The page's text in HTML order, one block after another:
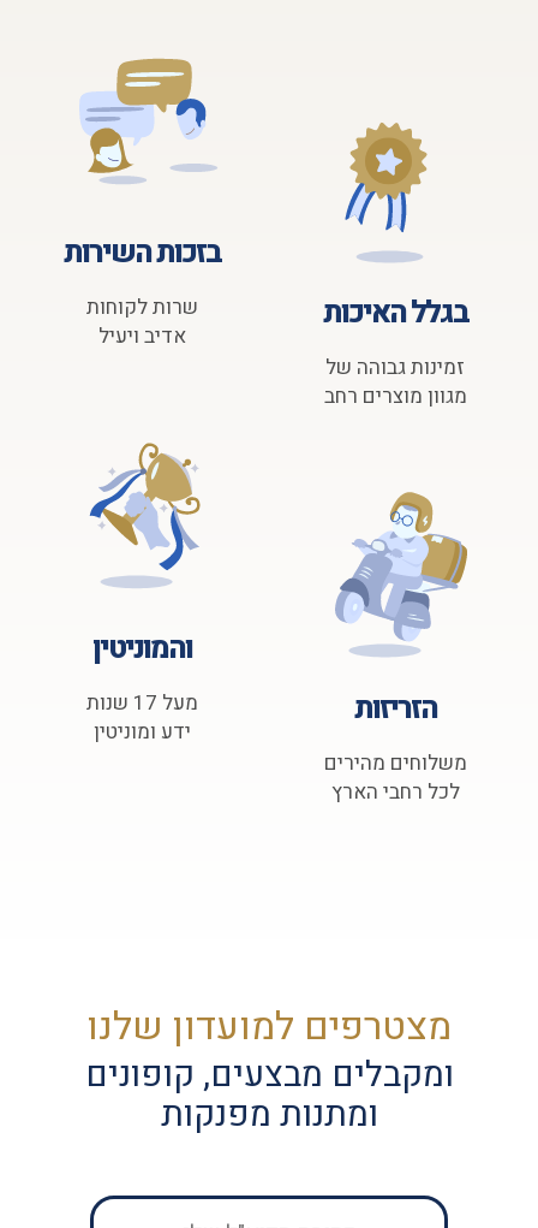
בגלל האיכות
זמינות גבוהה של
מגוון מוצרים רחב
בזכות השירות
שרות לקוחות
אדיב ויעיל
הזריזות
משלוחים מהירים
לכל רחבי הארץ
והמוניטין
מעל 17 שנות
ידע ומוניטין
מצטרפים למועדון שלנו
ומקבלים מבצעים, קופונים
ומתנות מפנקות